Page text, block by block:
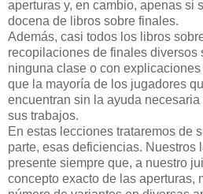
aperturas y, en cambio, apenas si
docena de libros sobre finales.
Además, casi todos los libros
recopilaciones de finales diversos
ninguna clase o con
que la mayoría de los jugadores
encuentran sin la ayuda
sus trabajos.
En estas lecciones trataremos de
parte, esas deficiencias. Nuestros
presente siempre que, a nuestro
concepto exacto de las aperturas,